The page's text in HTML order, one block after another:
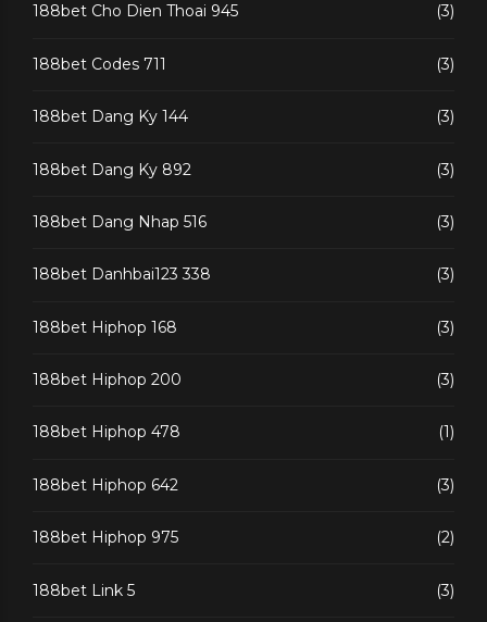
188bet Cho Dien Thoai 945 (3)
188bet Codes 711 (3)
188bet Dang Ky 144 (3)
188bet Dang Ky 892 (3)
188bet Dang Nhap 516 (3)
188bet Danhbai123 338 (3)
188bet Hiphop 168 (3)
188bet Hiphop 200 (3)
188bet Hiphop 478 (1)
188bet Hiphop 642 (3)
188bet Hiphop 975 (2)
188bet Link 5 (3)